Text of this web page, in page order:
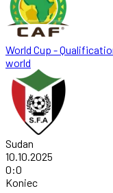
World Cup -
world
Sudan
10.10.2025
0:0
Koniec